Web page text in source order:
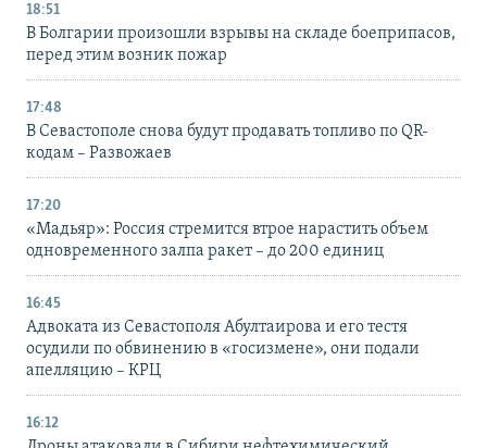
18:51
В Болгарии произошли взрывы на складе боеприпасов,
перед этим возник пожар
17:48
В Севастополе снова будут продавать топливо по QR-
кодам – Развожаев
17:20
«Мадьяр»: Россия стремится втрое нарастить объем
одновременного залпа ракет – до 200 единиц
16:45
Адвоката из Севастополя Абултаирова и его тестя
осудили по обвинению в «госизмене», они подали
апелляцию – КРЦ
16:12